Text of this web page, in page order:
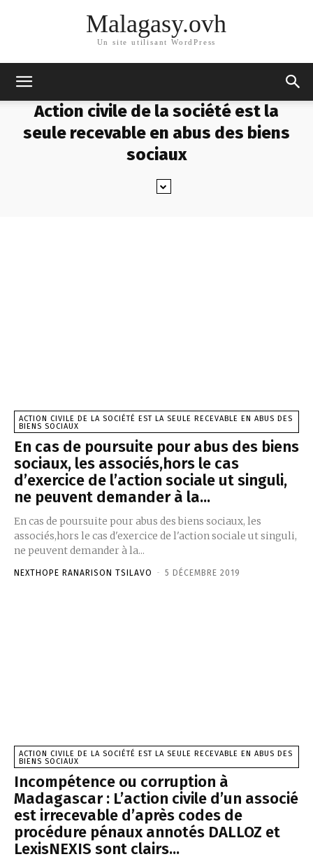
Malagasy.ovh
Un site utilisant WordPress
Action civile de la société est la
seule recevable en abus des biens
sociaux
ACTION CIVILE DE LA SOCIÉTÉ EST LA SEULE RECEVABLE EN ABUS DES
BIENS SOCIAUX
En cas de poursuite pour abus des biens
sociaux, les associés,hors le cas
d’exercice de l’action sociale ut singuli,
ne peuvent demander à la...
En cas de poursuite pour abus des biens sociaux, les
associés,hors le cas d'exercice de l'action sociale ut singuli,
ne peuvent demander à la...
NEXTHOPE RANARISON TSILAVO - 5 DÉCEMBRE 2019
ACTION CIVILE DE LA SOCIÉTÉ EST LA SEULE RECEVABLE EN ABUS DES
BIENS SOCIAUX
Incompétence ou corruption à
Madagascar : L’action civile d’un associé
est irrecevable d’après codes de
procédure pénaux annotés DALLOZ et
LexisNEXIS sont clairs...